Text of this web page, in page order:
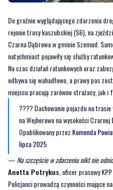
Do groźnie wyglądającego zdarzenia
rejonie trasy kaszubskiej (S6), na
Czarna Dąbrowa w gminie Szemud.
natychmiast pojawiły się służby
Na czas działań ratunkowych oraz
odbywa się wahadłowo, a prawy pas
miejscu pracują zarówno strażacy, jak i
???? Dachowanie pojazdu na
na Wejherowo na wysokości
Opublikowany przez Komenda
lipca 2025
— Na szczęście w zdarzeniu nikt nie
Anetta Potrykus, oficer prasowy
Policjanci prowadzą czynności mające